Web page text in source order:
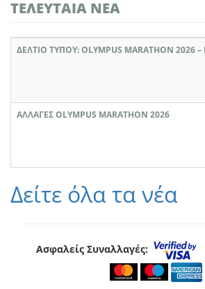
ΤΕΛΕΥΤΑΊΑ ΝΈΑ
ΔΕΛΤΙΟ ΤΥΠΟΥ: OLYMPUS MARATHON
ΑΛΛΑΓΈΣ OLYMPUS MARATHON 2026
Δείτε όλα τα νέα
Ασφαλείς Συναλλαγές: